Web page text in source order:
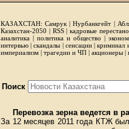
КАЗАХСТАН: Самрук |Нурбанкгейт |
Казахстан-2050 | RSS|кадровые
аналитика | политика и общество |
интервью |скандалы | сенсации|криминал
империализм | трагедии и ЧП | акционеры |
Поиск
Перевозка зерна ведется в
За 12 месяцев 2011 года КТЖ